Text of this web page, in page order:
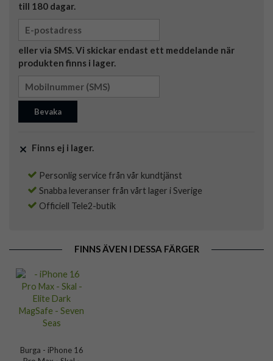
till 180 dagar.
eller via SMS. Vi skickar endast ett meddelande när
produkten finns i lager.
Bevaka
Finns ej i lager.
Personlig service från vår kundtjänst
Snabba leveranser från vårt lager i Sverige
Officiell Tele2-butik
FINNS ÄVEN I DESSA FÄRGER
Burga - iPhone 16